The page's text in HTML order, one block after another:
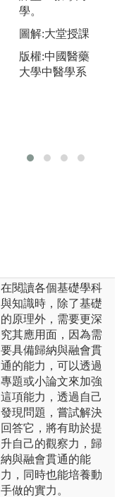
課堂講授：
性課堂授課及
問題導向學習
PBL病案討
講堂授課及實
學。
圖解:大堂授課
版權:中國醫藥
大學中醫學系
在閱讀各個基礎學科
與知識時，除了基礎
的原理外，需要更深
究其應用面，因為需
要具備歸納與融會貫
通的能力，可以透過
專題或小論文來加強
這項能力，透過自己
發現問題，嘗試解決
回答它，將有助於提
升自己的觀察力，歸
納與融會貫通的能
力，同時也能培養動
手做的實力。